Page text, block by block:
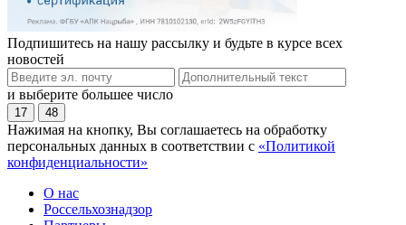
Подпишитесь на нашу рассылку и будьте в курсе всех
новостей
и выберите большее число
17 48
Нажимая на кнопку, Вы соглашаетесь на обработку
персональных данных в соответствии с «Политикой
конфиденциальности»
О нас
Россельхознадзор